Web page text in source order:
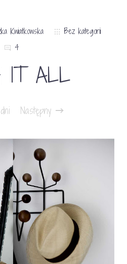
Kwiatkowska
Bez kategorii
4
IT ALL
Następny